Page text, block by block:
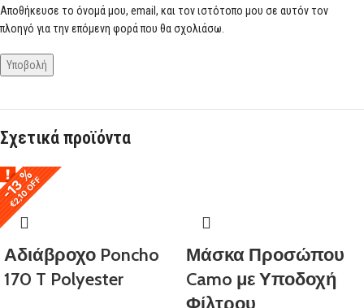
Αποθήκευσε το όνομά μου, email, και τον ιστότοπο μου σε αυτόν τον
πλοηγό για την επόμενη φορά που θα σχολιάσω.
Σχετικά προϊόντα
€2,10 OFF
€2,10 OFF
-13 %
%
Αδιάβροχο Poncho
170 T Polyester
Μάσκα Προσώπου
Camo με Υποδοχή